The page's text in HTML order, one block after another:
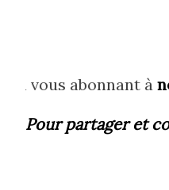
c
l
abonnant ànotre
Pour partager et